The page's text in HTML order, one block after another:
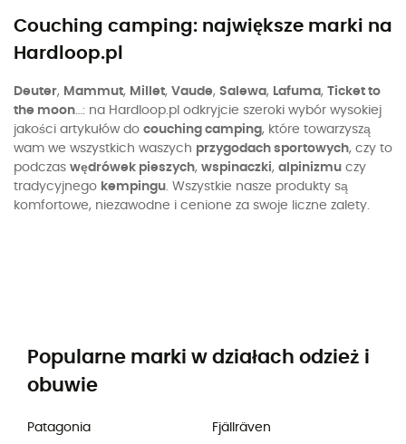
Couching camping: największe marki na
Hardloop.pl
Deuter, Mammut, Millet, Vaude, Salewa, Lafuma, Ticket to
the moon…: na Hardloop.pl odkryjcie szeroki wybór wysokiej
jakości artykułów do couching camping, które towarzyszą
wam we wszystkich waszych przygodach sportowych, czy to
podczas wędrówek pieszych, wspinaczki, alpinizmu czy
tradycyjnego kempingu. Wszystkie nasze produkty są
komfortowe, niezawodne i cenione za swoje liczne zalety.
Popularne marki w działach odzież i
obuwie
Patagonia
Fjällräven